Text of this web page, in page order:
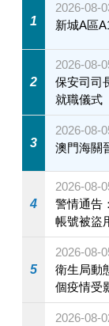
1
2026-08-
新城A區
2
2026-08-
保安司司
就職儀式
3
2026-08-
澳門海關
4
2026-08-
警情通告
帳號被盜
5
2026-08-
衛生局動
個疫情受
施
2026-08-